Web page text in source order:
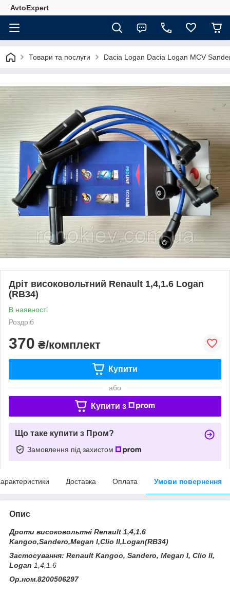
AvtoExpert
Товари та послуги Dacia Logan Dacia Logan MCV
Дріт високовольтний Renault 1,4,1.6 Logan
(RB34)
В наявності
Роздріб
370 ₴/комплект
Купити
або
Купити з
Що таке купити з Пром?
Замовлення під захистом
Доставка Оплата Умови повернення
Опис
Дроти високовольтні Renault 1,4,1.6
Kangoo,Sandero,Megan I,Clio II,Logan(RB34)
Застосування: Renault Kangoo, Sandero, Megan I, Clio II,
Logan 1,4,1.6
Ор.ном.8200506297